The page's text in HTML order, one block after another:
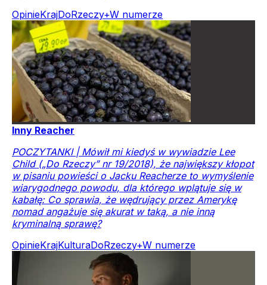
OpinieKrajDoRzeczy+W numerze
Inny Reacher
POCZYTANKI | Mówił mi kiedyś w wywiadzie Lee
Child („Do Rzeczy” nr 19/2018), że największy kłopot
w pisaniu powieści o Jacku Reacherze to wymyślenie
wiarygodnego powodu, dla którego wplątuje się w
kabałę: Co sprawia, że wędrujący przez Amerykę
nomad angażuje się akurat w taką, a nie inną
kryminalną sprawę?
OpinieKrajKulturaDoRzeczy+W numerze